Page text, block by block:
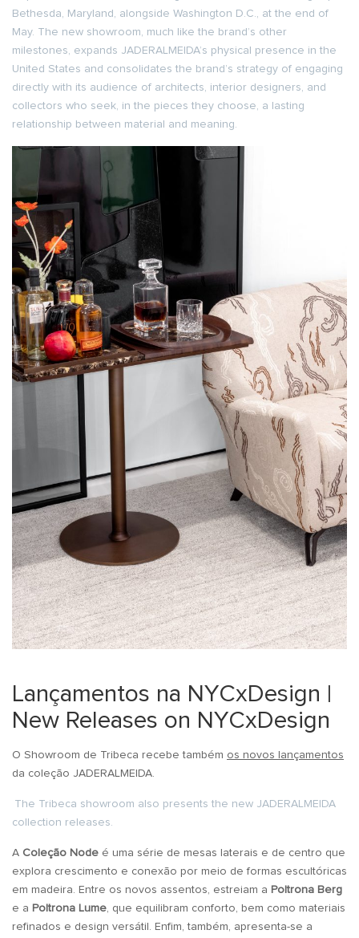
Bethesda, Maryland, alongside Washington D.C., at the end of
May. The new showroom, much like the brand’s other
milestones, expands JADERALMEIDA’s physical presence in the
United States and consolidates the brand’s strategy of engaging
directly with its audience of architects, interior designers, and
collectors who seek, in the pieces they choose, a lasting
relationship between material and meaning.
Lançamentos na NYCxDesign |
New Releases on NYCxDesign
O Showroom de Tribeca recebe também os novos lançamentos
da coleção JADERALMEIDA.
The Tribeca showroom also presents the new JADERALMEIDA
collection releases.
A Coleção Node é uma série de mesas laterais e de centro que
explora crescimento e conexão por meio de formas escultóricas
em madeira. Entre os novos assentos, estreiam a Poltrona Berg
e a Poltrona Lume , que equilibram conforto, bem como materiais
refinados e design versátil. Enfim, também, apresenta-se a